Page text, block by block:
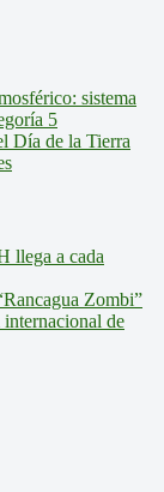
sistema
5
Día de la Tierra
llega a cada
Zombi”
de